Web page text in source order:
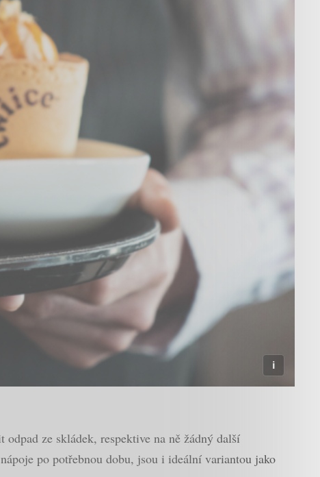
ze skládek, respektive na ně žádný další
po potřebnou dobu, jsou i ideální variantou jako